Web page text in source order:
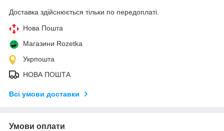
Доставка здійснюється тільки по передоплаті.
Нова Пошта
Магазини Rozetka
Укрпошта
НОВА ПОШТА
Всі умови доставки
Умови оплати